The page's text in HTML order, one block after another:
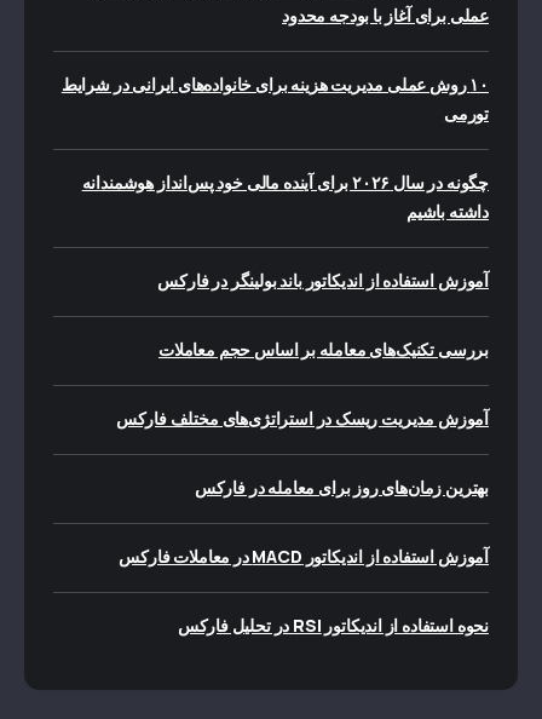
عملی برای آغاز با بودجه محدود
۱۰ روش عملی مدیریت هزینه برای خانواده‌های ایرانی در شرایط
تورمی
چگونه در سال ۲۰۲۶ برای آینده مالی خود پس‌انداز هوشمندانه
داشته باشیم
آموزش استفاده از اندیکاتور باند بولینگر در فارکس
بررسی تکنیک‌های معامله بر اساس حجم معاملات
آموزش مدیریت ریسک در استراتژی‌های مختلف فارکس
بهترین زمان‌های روز برای معامله در فارکس
آموزش استفاده از اندیکاتور MACD در معاملات فارکس
نحوه استفاده از اندیکاتور RSI در تحلیل فارکس